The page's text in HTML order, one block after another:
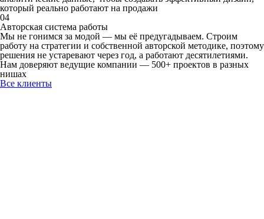
который реально работают на продажи
04
Авторская система работы
Мы не гонимся за модой — мы её предугадываем. Строим
работу на стратегии и собственной авторской методике, поэтому
решения не устаревают через год, а работают десятилетиями.
Нам доверяют ведущие компании — 500+ проектов в разных
нишах
Все клиенты